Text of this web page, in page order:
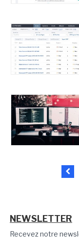
NEWSLETTER
Recevez notre